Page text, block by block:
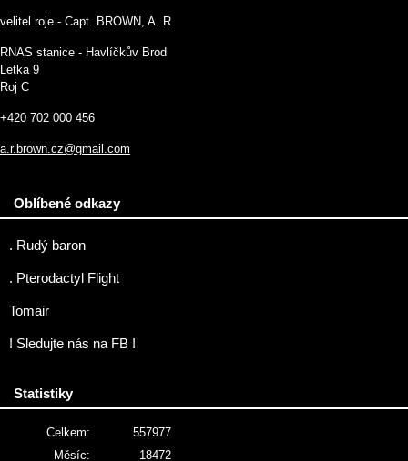
velitel roje - Capt. BROWN, A. R.
RNAS stanice - Havlíčkův Brod
Letka 9
Roj C
+420 702 000 456
a.r.brown.cz@gmail.com
Oblíbené odkazy
. Rudý baron
. Pterodactyl Flight
Tomair
! Sledujte nás na FB !
Statistiky
Celkem:
557977
Měsíc:
18472